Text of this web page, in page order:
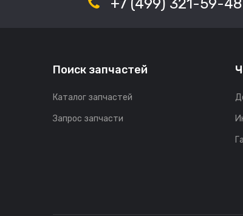
+7 (499) 321-59-48
Поиск запчастей
Каталог запчастей
Запрос запчасти